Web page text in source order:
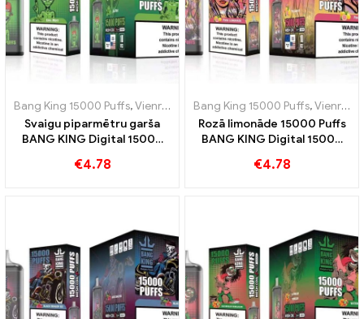
Bang King 15000 Puffs,Vienreizējās lietošanas e-cigaretes Zviedrija
Svaigu piparmētru garša
BANG KING Digital 15000
Puffs
€4.78
Bang King 15000 Puffs,Vienreizējās lietošanas e-cigaretes Zviedrija
Rozā limonāde 15000 Puffs
BANG KING Digital 15000
pieredze
€4.78